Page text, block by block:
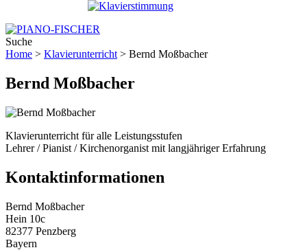
Suche
Home > Klavierunterricht > Bernd Moßbacher
Bernd Moßbacher
Klavierunterricht für alle Leistungsstufen
Lehrer / Pianist / Kirchenorganist mit langjähriger Erfahrung
Kontaktinformationen
Bernd Moßbacher
Hein 10c
82377 Penzberg
Bayern